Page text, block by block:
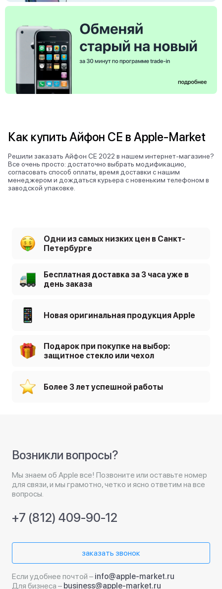
Как купить Айфон СЕ в Apple-Market
Решили заказать Айфон СЕ 2022 в нашем интернет-магазине?
Все очень просто: достаточно выбрать модификацию,
согласовать способ оплаты, время доставки с нашим
менеджером и дождаться курьера с новеньким телефоном в
заводской упаковке.
Одни из самых низких цен в Санкт-
Петербурге
Бесплатная доставка за 3 часа уже в
день заказа
Новая оригинальная продукция Apple
Подарок при покупке на выбор:
защитное стекло или чехол
Более 3 лет успешной работы
Возникли вопросы?
Мы знаем об Apple все! Позвоните или оставьте номер
для связи, и мы грамотно, четко и ясно ответим на все
вопросы.
+7 (812) 409-90-12
заказать звонок
Если удобнее почтой – info@apple-market.ru
Для бизнеса – business@apple-market.ru